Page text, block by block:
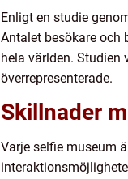
Enligt en studie
Antalet besökare
hela världen. Studien
överrepresenterade.
Skillnader
Varje selfie museum